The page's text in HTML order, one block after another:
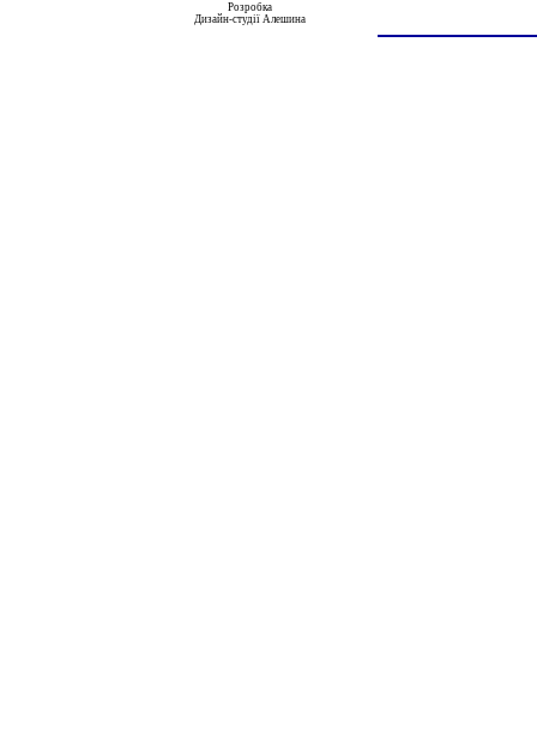
Розробка
Дизайн-студії Алешина